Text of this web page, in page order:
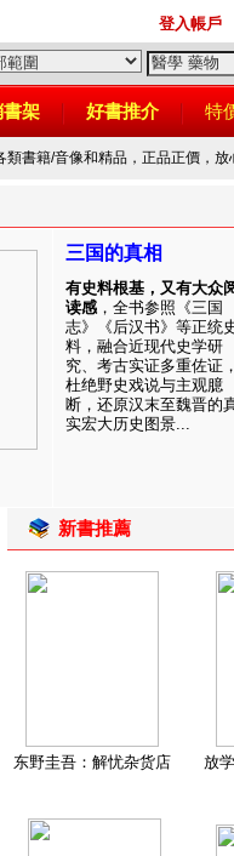
登入帳戶
架 好書推介 特
類書籍/音像和精品，正品正價，
三国的真相
有史料根基，又有大众
读感 ，全书参照《三国
志》《后汉书》等正统
料，融合近现代史学研
究、考古实证多重佐证
杜绝野史戏说与主观臆
断，还原汉末至魏晋的
实宏大历史图景...
新書推薦
东野圭吾：解忧杂货店 放